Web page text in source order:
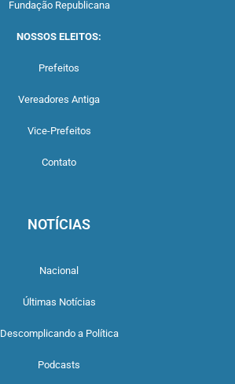
Fundação Republicana
NOSSOS ELEITOS:
Prefeitos
Vereadores Antiga
Vice-Prefeitos
Contato
NOTÍCIAS
Nacional
Últimas Notícias
Descomplicando a Política
Podcasts